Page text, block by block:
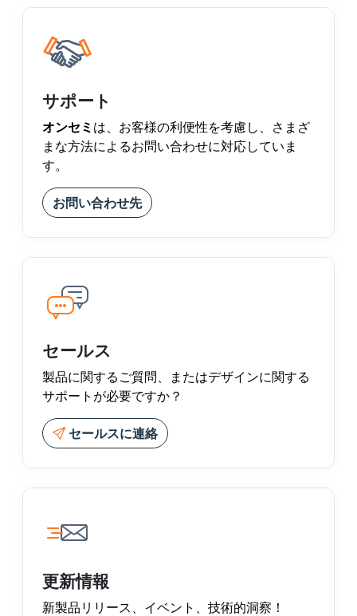
サポート
オンセミ は、お客様の利便性を考慮し、さまざ
まな方法によるお問い合わせに対応していま
す。
お問い合わせ先
セールス
製品に関するご質問、またはデザインに関する
サポートが必要ですか？
セールスに連絡
更新情報
新製品リリース、イベント、技術的洞察！